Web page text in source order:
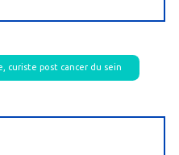
curiste post cancer du sein